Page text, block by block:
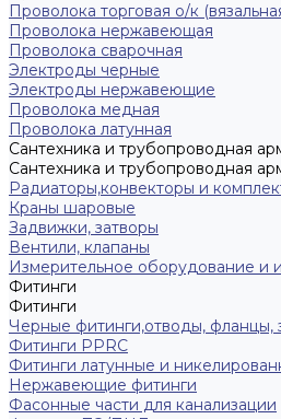
Проволока торговая о/к
Проволока нержавеющая
Проволока сварочная
Электроды черные
Электроды нержавеющие
Проволока медная
Проволока латунная
Сантехника и трубопроводная
Сантехника и трубопроводная
Радиаторы,конвекторы и
Краны шаровые
Задвижки, затворы
Вентили, клапаны
Измерительное оборудование и
Фитинги
Фитинги
Черные фитинги,отводы, фланцы,
Фитинги PPRC
Фитинги латунные и
Нержавеющие фитинги
Фасонные части для канализации